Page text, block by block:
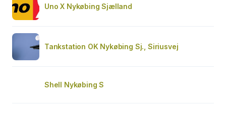
Uno X Nykøbing Sjælland
Tankstation OK Nykøbing Sj., Siriusvej
Shell Nykøbing S